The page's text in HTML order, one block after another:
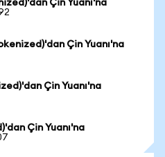
Çin Yuanı'na
Çin Yuanı'na
Çin Yuanı'na
Çin Yuanı'na